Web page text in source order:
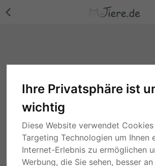
Ihre Privatsphäre ist
wichtig
Diese Website verwendet Cookies
Targeting Technologien um Ihnen
Internet-Erlebnis zu ermöglichen
Werbung, die Sie sehen, besser an